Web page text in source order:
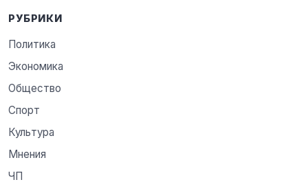
РУБРИКИ
Политика
Экономика
Общество
Спорт
Культура
Мнения
ЧП